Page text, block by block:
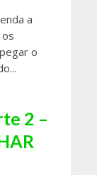
a
o
2 –